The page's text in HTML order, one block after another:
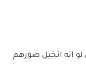
انه اتخيل صورهم